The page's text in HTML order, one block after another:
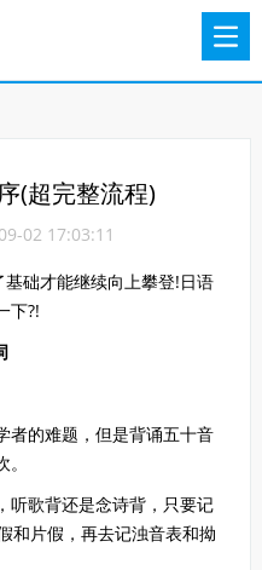
(超完整流程)
02 17:03:11
础才能继续向上攀登!日语
下?!
的难题，但是背诵五十音
歌背还是念诗背，只要记
和片假，再去记浊音表和拗